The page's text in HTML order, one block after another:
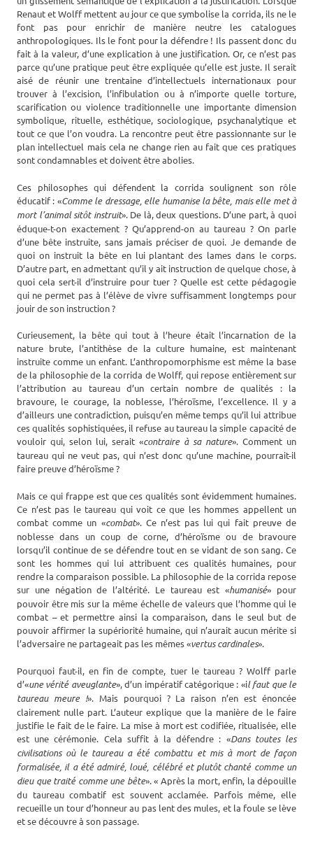
Renaut et Wolff mettent au jour ce que symbolise la corrida, ils ne le
font pas pour enrichir de manière neutre les catalogues
anthropologiques. Ils le font pour la défendre ! Ils passent donc du
fait à la valeur, d’une explication à une justification. Or, ce n’est pas
parce qu’une pratique peut être expliquée qu’elle est juste. Il serait
aisé de réunir une trentaine d’intellectuels internationaux pour
trouver à l’excision, l’infibulation ou à n’importe quelle torture,
scarification ou violence traditionnelle une importante dimension
symbolique, rituelle, esthétique, sociologique, psychanalytique et
tout ce que l’on voudra. La rencontre peut être passionnante sur le
plan intellectuel mais cela ne change rien au fait que ces pratiques
sont condamnables et doivent être abolies.
Ces philosophes qui défendent la corrida soulignent son rôle
éducatif : «Comme le dressage, elle humanise la bête, mais elle met à
mort l’animal sitôt instruit». De là, deux questions. D’une part, à quoi
éduque-t-on exactement ? Qu’apprend-on au taureau ? On parle
d’une bête instruite, sans jamais préciser de quoi. Je demande de
quoi on instruit la bête en lui plantant des lames dans le corps.
D’autre part, en admettant qu’il y ait instruction de quelque chose, à
quoi cela sert-il d’instruire pour tuer ? Quelle est cette pédagogie
qui ne permet pas à l’élève de vivre suffisamment longtemps pour
jouir de son instruction ?
Curieusement, la bête qui tout à l’heure était l’incarnation de la
nature brute, l’antithèse de la culture humaine, est maintenant
instruite comme un enfant. L’anthropomorphisme est même la base
de la philosophie de la corrida de Wolff, qui repose entièrement sur
l’attribution au taureau d’un certain nombre de qualités : la
bravoure, le courage, la noblesse, l’héroïsme, l’excellence. Il y a
d’ailleurs une contradiction, puisqu’en même temps qu’il lui attribue
ces qualités sophistiquées, il refuse au taureau la simple capacité de
vouloir qui, selon lui, serait «contraire à sa nature». Comment un
taureau qui ne veut pas, qui n’est donc qu’une machine, pourrait-il
faire preuve d’héroïsme ?
Mais ce qui frappe est que ces qualités sont évidemment humaines.
Ce n’est pas le taureau qui voit ce que les hommes appellent un
combat comme un «combat». Ce n’est pas lui qui fait preuve de
noblesse dans un coup de corne, d’héroïsme ou de bravoure
lorsqu’il continue de se défendre tout en se vidant de son sang. Ce
sont les hommes qui lui attribuent ces qualités humaines, pour
rendre la comparaison possible. La philosophie de la corrida repose
sur une négation de l’altérité. Le taureau est «humanisé» pour
pouvoir être mis sur la même échelle de valeurs que l’homme qui le
combat – et permettre ainsi la comparaison, dans le seul but de
pouvoir affirmer la supériorité humaine, qui n’aurait aucun mérite si
l’adversaire ne partageait pas les mêmes «vertus cardinales».
Pourquoi faut-il, en fin de compte, tuer le taureau ? Wolff parle
d’«une vérité aveuglante», d’un impératif catégorique : «il faut que le
taureau meure !». Mais pourquoi ? La raison n’en est énoncée
clairement nulle part. L’auteur explique que la manière de le faire
justifie le fait de le faire. La mise à mort est codifiée, ritualisée, elle
est une cérémonie. Cela suffit à la défendre : «Dans toutes les
civilisations où le taureau a été combattu et mis à mort de façon
formalisée, il a été admiré, loué, célébré et plutôt chanté comme un
dieu que traité comme une bête». « Après la mort, enfin, la dépouille
du taureau combatif est souvent acclamée. Parfois même, elle
recueille un tour d’honneur au pas lent des mules, et la foule se lève
et se découvre à son passage.